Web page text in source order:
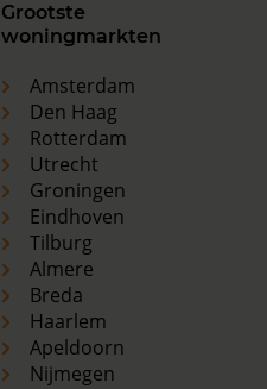
Grootste
woningmarkten
Amsterdam
Den Haag
Rotterdam
Utrecht
Groningen
Eindhoven
Tilburg
Almere
Breda
Haarlem
Apeldoorn
Nijmegen